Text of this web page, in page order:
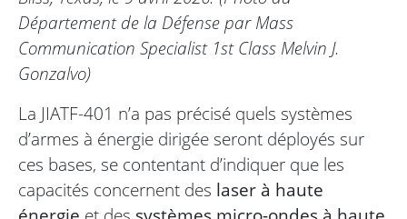
Département de la Défense par Mass
Communication Specialist 1st Class Melvin J.
Gonzalvo)
La JIATF-401 n’a pas précisé quels systèmes
d’armes à énergie dirigée seront déployés sur
ces bases, se contentant d’indiquer que les
capacités concernent des laser à haute